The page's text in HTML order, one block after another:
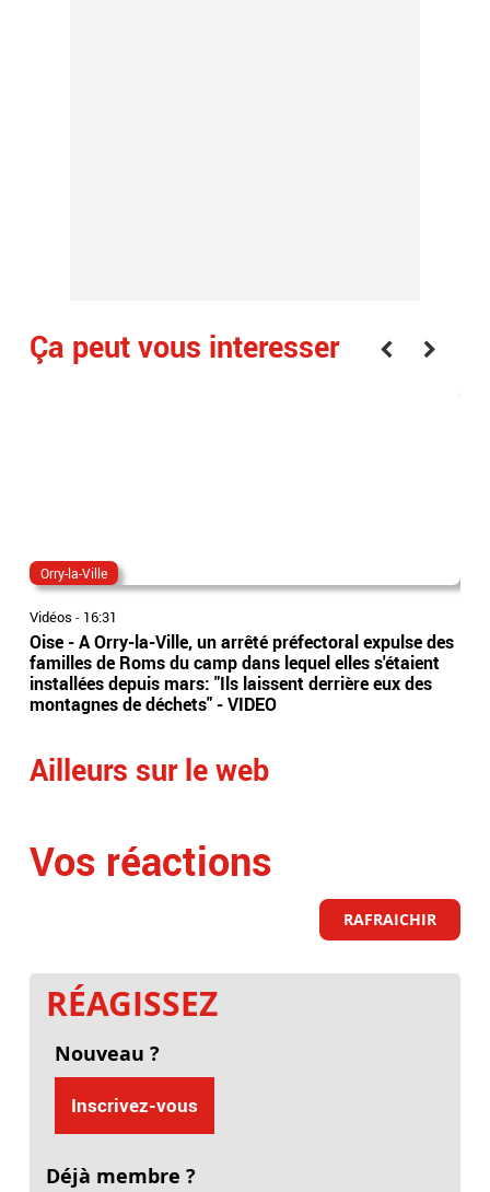
Ça peut vous interesser
Orry-la-Ville
Vidéos - 16:31
Oise - A Orry-la-Ville, un arrêté préfectoral expulse des
familles de Roms du camp dans lequel elles s'étaient
installées depuis mars: "Ils laissent derrière eux des
montagnes de déchets" - VIDEO
Ailleurs sur le web
Vos réactions
RAFRAICHIR
RÉAGISSEZ
Nouveau ?
Inscrivez-vous
Déjà membre ?